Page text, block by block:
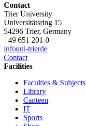
Contact
Trier University
Universitätsring 15
54296 Trier, Germany
+49 651 201-0
infouni-trierde
Contact
Facilities
Faculties & Subjects
Library
Canteen
IT
Sports